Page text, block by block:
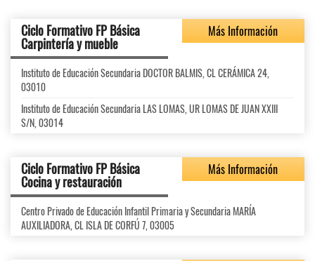
Ciclo Formativo FP Básica
Carpintería y mueble
Más Información
Instituto de Educación Secundaria DOCTOR BALMIS, CL CERÁMICA 24,
03010
Instituto de Educación Secundaria LAS LOMAS, UR LOMAS DE JUAN XXIII
S/N, 03014
Ciclo Formativo FP Básica
Cocina y restauración
Más Información
Centro Privado de Educación Infantil Primaria y Secundaria MARÍA
AUXILIADORA, CL ISLA DE CORFÚ 7, 03005